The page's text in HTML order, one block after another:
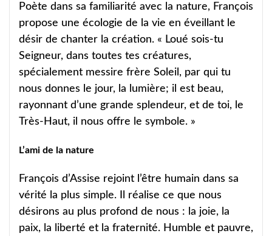
Poète dans sa familiarité avec la nature, François
propose une écologie de la vie en éveillant le
désir de chanter la création. « Loué sois-tu
Seigneur, dans toutes tes créatures,
spécialement messire frère Soleil, par qui tu
nous donnes le jour, la lumière; il est beau,
rayonnant d’une grande splendeur, et de toi, le
Très-Haut, il nous offre le symbole. »
L’ami de la nature
François d’Assise rejoint l’être humain dans sa
vérité la plus simple. Il réalise ce que nous
désirons au plus profond de nous : la joie, la
paix, la liberté et la fraternité. Humble et pauvre,